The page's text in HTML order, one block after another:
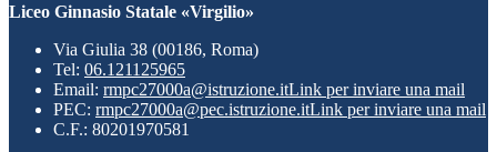
Liceo Ginnasio Statale «Virgilio»
Via Giulia 38 (00186, Roma)
Tel: 06.121125965
Email: rmpc27000a@istruzione.itLink per inviare una mail
PEC: rmpc27000a@pec.istruzione.itLink per inviare una mail
C.F.: 80201970581